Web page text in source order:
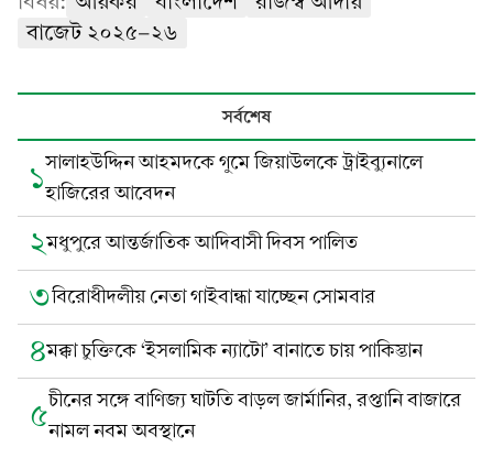
বাজেট ২০২৫-২৬
সর্বশেষ
১সালাহউদ্দিন আহমদকে গুমে জিয়াউলকে ট্রাইব্যুনালে
হাজিরের আবেদন
২মধুপুরে আন্তর্জাতিক আদিবাসী দিবস পালিত
৩বিরোধীদলীয় নেতা গাইবান্ধা যাচ্ছেন সোমবার
৪মক্কা চুক্তিকে ‘ইসলামিক ন্যাটো’ বানাতে চায় পাকিস্তান
৫চীনের সঙ্গে বাণিজ্য ঘাটতি বাড়ল জার্মানির, রপ্তানি বাজারে
নামল নবম অবস্থানে